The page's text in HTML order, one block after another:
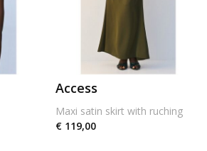
Access
Maxi satin skirt with ruching
€ 119,00